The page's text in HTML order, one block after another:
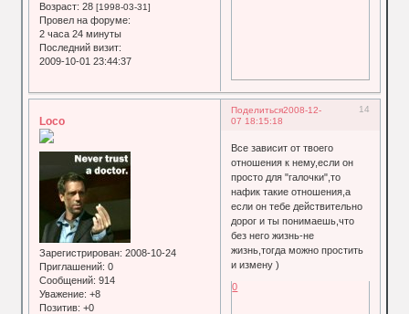
Возраст: 28[1998-03-31]
Провел на форуме:
2 часа 24 минуты
Последний визит:
2009-10-01 23:44:37
Поделиться 14
2008-12-
07 18:15:18
Loco
Зарегистрирован: 2008-10-24
Приглашений: 0
Сообщений: 914
Уважение: +8
Позитив: +0
Все зависит от твоего
отношения к нему,если он
просто для "галочки",то
нафик такие отношения,а
если он тебе действительно
дорог и ты понимаешь,что
без него жизнь-не
жизнь,тогда можно простить
и измену )
0